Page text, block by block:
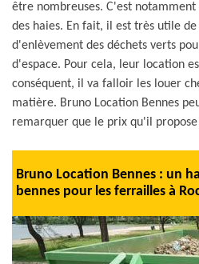
être nombreuses. C'est
des haies. En fait, il est très utile
d'enlèvement des déchets verts
d'espace. Pour cela, leur location
conséquent, il va falloir les louer
matière. Bruno Location Bennes
remarquer que le prix qu'il
Bruno Location Bennes : un
bennes pour les ferrailles à